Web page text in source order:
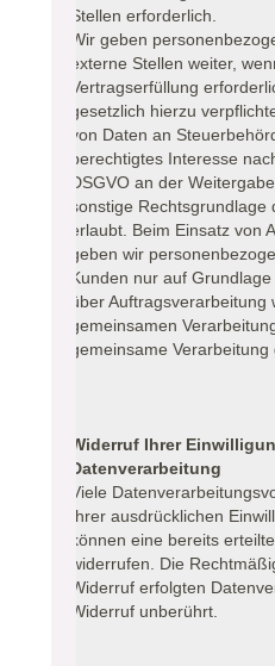
Stellen erforderlich.
Wir geben
externe Stellen weiter,
Vertragserfüllung
gesetzlich hierzu
von Daten an
berechtigtes Interesse
DSGVO an der
sonstige
erlaubt. Beim Einsatz von
geben wir
Kunden nur auf
über
gemeinsamen
gemeinsame
Widerruf Ihrer
Datenverarbeitung
Viele
Ihrer ausdrücklichen
können eine bereits
widerrufen. Die
Widerruf erfolgten
Widerruf unberührt.